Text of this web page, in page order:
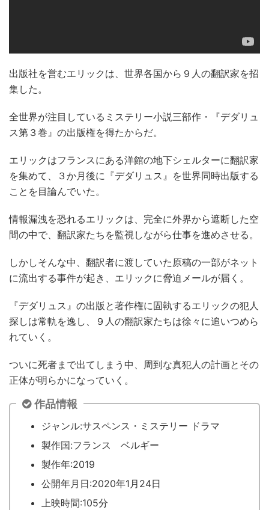
出版社を営むエリックは、世界各国から９人の翻訳家を招
集した。
全世界が注目しているミステリー小説三部作・『デダリュ
ス第３巻』の出版権を得たからだ。
エリックはフランスにある洋館の地下シェルターに翻訳家
を集めて、３か月後に『デダリュス』を世界同時出版する
ことを目論んでいた。
情報漏洩を恐れるエリックは、完全に外界から遮断した空
間の中で、翻訳家たちを監視しながら仕事を進めさせる。
しかしそんな中、翻訳者に渡していた原稿の一部がネット
に流出する事件が起き、エリックに脅迫メールが届く。
『デダリュス』の出版と著作権に固執するエリックの犯人
探しは常軌を逸し、９人の翻訳家たちは徐々に追いつめら
れていく。
ついに死者まで出てしまう中、周到な真犯人の計画とその
正体が明らかになっていく。
作品情報
ジャンル:サスペンス・ミステリー ドラマ
製作国:フランス ベルギー
製作年:2019
公開年月日:2020年1月24日
上映時間:105分